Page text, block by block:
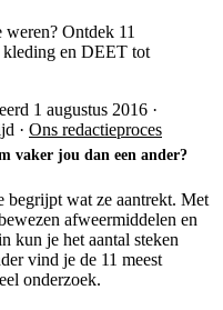
Ontdek 11
en DEET tot
1 augustus 2016 ·
· Ons redactieproces
vaker jou dan een ander?
begrijpt wat ze aantrekt. Met
afweermiddelen en
kun je het aantal steken
vind je de 11 meest
onderzoek.